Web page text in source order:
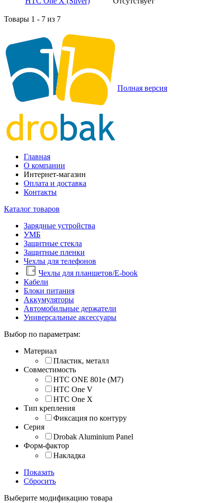
Товары 1 - 7 из 7
Полная версия
Главная
О компании
Интернет-магазин
Оплата и доставка
Контакты
Каталог товаров
Зарядные устройства
УМБ
Защитные стекла
Защитные пленки
Чехлы для телефонов
Чехлы для планшетов/E-book
Кабели
Блоки питания
Аккумуляторы
Автомобильные держатели
Универсальные аксессуары
Выбор по параметрам:
Материал
Пластик, металл
Совместимость
HTC ONE 801e (M7)
HTC One V
HTC One X
Тип крепления
Фиксация по контуру
Серия
Drobak Aluminium Panel
Форм-фактор
Накладка
Показать
Сбросить
Выберите модификацию товара